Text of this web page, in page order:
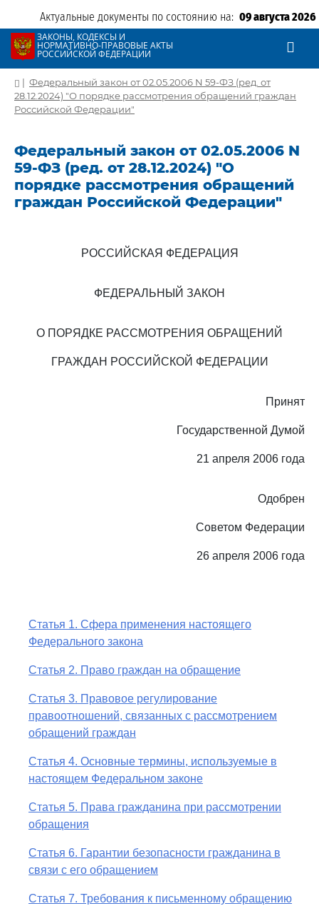
Актуальные документы по состоянию на: 09 августа 2026
ЗАКОНЫ, КОДЕКСЫ И
НОРМАТИВНО-ПРАВОВЫЕ АКТЫ
РОССИЙСКОЙ ФЕДЕРАЦИИ
| Федеральный закон от 02.05.2006 N 59-ФЗ (ред. от
28.12.2024) "О порядке рассмотрения обращений граждан
Российской Федерации"
Федеральный закон от 02.05.2006 N
59-ФЗ (ред. от 28.12.2024) "О
порядке рассмотрения обращений
граждан Российской Федерации"
РОССИЙСКАЯ ФЕДЕРАЦИЯ
ФЕДЕРАЛЬНЫЙ ЗАКОН
О ПОРЯДКЕ РАССМОТРЕНИЯ ОБРАЩЕНИЙ
ГРАЖДАН РОССИЙСКОЙ ФЕДЕРАЦИИ
Принят
Государственной Думой
21 апреля 2006 года
Одобрен
Советом Федерации
26 апреля 2006 года
Статья 1. Сфера применения настоящего
Федерального закона
Статья 2. Право граждан на обращение
Статья 3. Правовое регулирование
правоотношений, связанных с рассмотрением
обращений граждан
Статья 4. Основные термины, используемые в
настоящем Федеральном законе
Статья 5. Права гражданина при рассмотрении
обращения
Статья 6. Гарантии безопасности гражданина в
связи с его обращением
Статья 7. Требования к письменному обращению